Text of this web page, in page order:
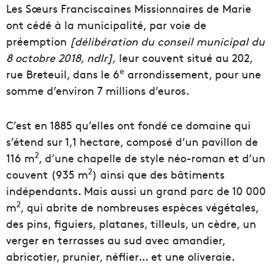
Les Sœurs Franciscaines Missionnaires de Marie
ont cédé à la municipalité, par voie de
préemption [délibération du conseil municipal du
8 octobre 2018, ndlr], leur couvent situé au 202,
rue Breteuil, dans le 6e arrondissement, pour une
somme d’environ 7 millions d’euros.
C’est en 1885 qu’elles ont fondé ce domaine qui
s’étend sur 1,1 hectare, composé d’un pavillon de
116 m2, d’une chapelle de style néo-roman et d’un
couvent (935 m2) ainsi que des bâtiments
indépendants. Mais aussi un grand parc de 10 000
m2, qui abrite de nombreuses espèces végétales,
des pins, figuiers, platanes, tilleuls, un cèdre, un
verger en terrasses au sud avec amandier,
abricotier, prunier, néflier… et une oliveraie.